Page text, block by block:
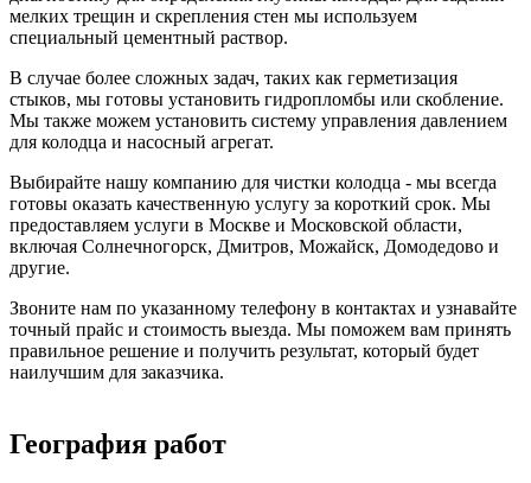
мелких трещин и скрепления стен мы используем
специальный цементный раствор.
В случае более сложных задач, таких как герметизация
стыков, мы готовы установить гидропломбы или скобление.
Мы также можем установить систему управления давлением
для колодца и насосный агрегат.
Выбирайте нашу компанию для чистки колодца - мы всегда
готовы оказать качественную услугу за короткий срок. Мы
предоставляем услуги в Москве и Московской области,
включая Солнечногорск, Дмитров, Можайск, Домодедово и
другие.
Звоните нам по указанному телефону в контактах и узнавайте
точный прайс и стоимость выезда. Мы поможем вам принять
правильное решение и получить результат, который будет
наилучшим для заказчика.
География работ